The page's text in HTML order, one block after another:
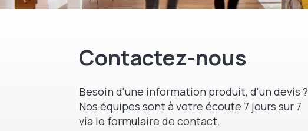
Contactez-nous
Besoin d'une information produit, d'un devis ?
Nos équipes sont à votre écoute 7 jours sur 7
via le formulaire de contact.